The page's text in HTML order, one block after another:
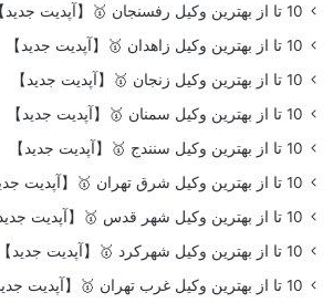
10 تا از بهترین وکیل رفسنجان 🥇【آپدیت جدید】
10 تا از بهترین وکیل زاهدان 🥇【آپدیت جدید】
10 تا از بهترین وکیل زنجان 🥇【آپدیت جدید】
10 تا از بهترین وکیل سمنان 🥇【آپدیت جدید】
10 تا از بهترین وکیل سنندج 🥇【آپدیت جدید】
10 تا از بهترین وکیل شرق تهران 🥇【آپدیت جدید】
10 تا از بهترین وکیل شهر قدس 🥇【آپدیت جدید】
10 تا از بهترین وکیل شهرکرد 🥇【آپدیت جدید】
10 تا از بهترین وکیل غرب تهران 🥇【آپدیت جدید】